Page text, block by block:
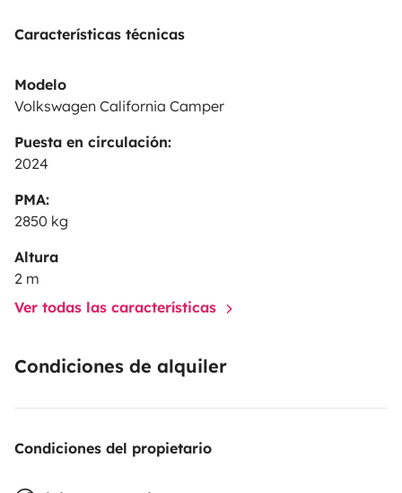
Características técnicas
Modelo
Volkswagen California Camper
Puesta en circulación:
2024
PMA:
2850 kg
Altura
2 m
Ver todas las características
Condiciones de alquiler
Condiciones del propietario